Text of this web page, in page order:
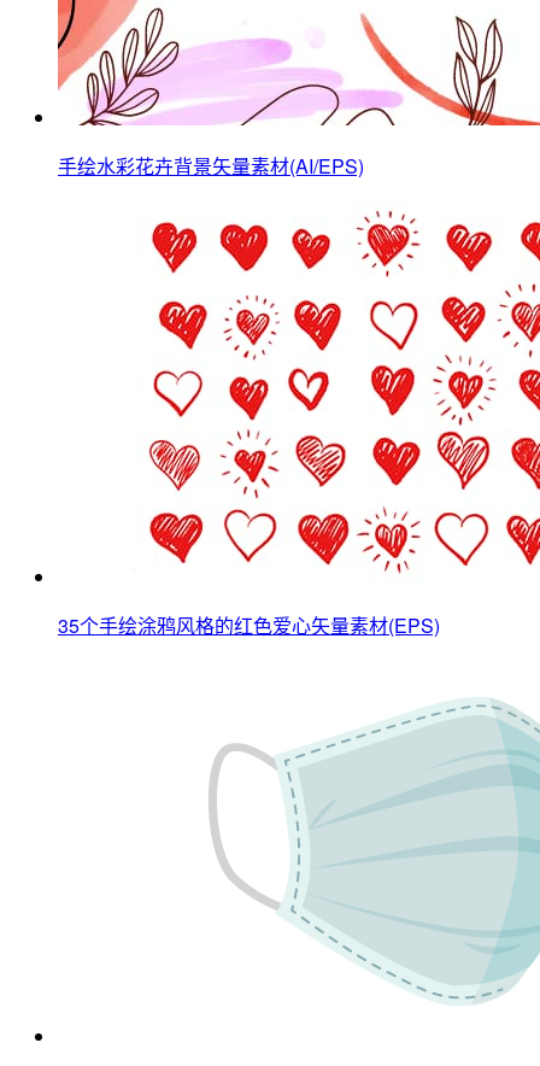
手绘水彩花卉背景矢量素材(AI/EPS)
35个手绘涂鸦风格的红色爱心矢量素材(EPS)